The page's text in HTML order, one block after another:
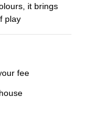
it brings
play
fee